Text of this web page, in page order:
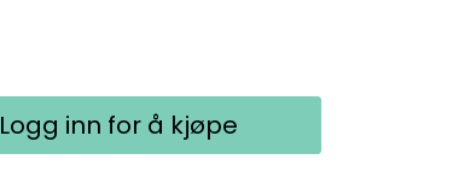
Logg inn for å kjøpe